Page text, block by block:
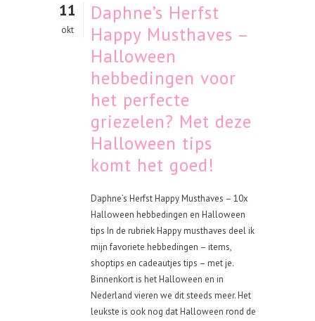
11
okt
Daphne’s Herfst
Happy Musthaves –
Halloween
hebbedingen voor
het perfecte
griezelen? Met deze
Halloween tips
komt het goed!
Daphne’s Herfst Happy Musthaves – 10x
Halloween hebbedingen en Halloween
tips In de rubriek Happy musthaves deel ik
mijn favoriete hebbedingen – items,
shoptips en cadeautjes tips – met je.
Binnenkort is het Halloween en in
Nederland vieren we dit steeds meer. Het
leukste is ook nog dat Halloween rond de